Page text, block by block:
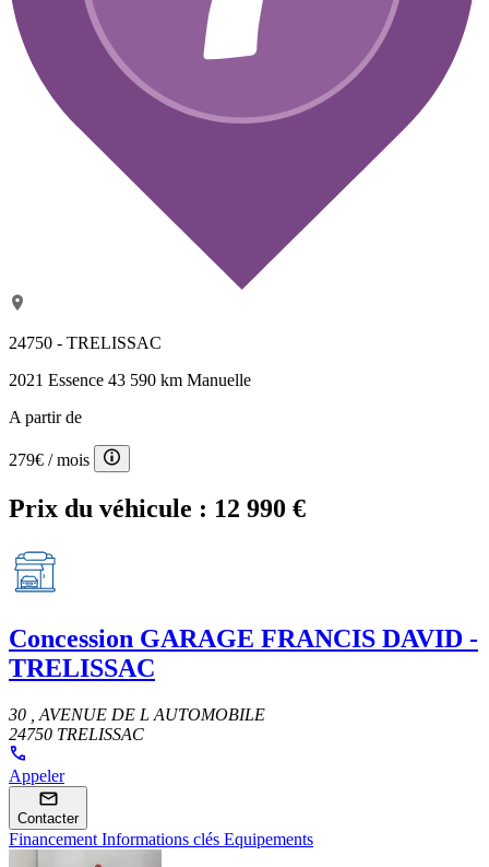
24750 - TRELISSAC
2021 Essence 43 590 km Manuelle
A partir de
279€ / mois
Prix du véhicule : 12 990 €
Concession GARAGE FRANCIS DAVID -
TRELISSAC
30 , AVENUE DE L AUTOMOBILE
24750 TRELISSAC
Appeler
Contacter
Financement Informations clés Equipements